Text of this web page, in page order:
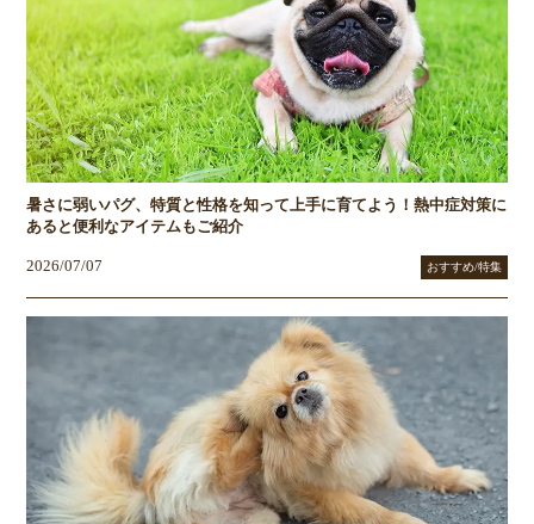
暑さに弱いパグ、特質と性格を知って上手に育てよう！熱中症対策に
あると便利なアイテムもご紹介
2026/07/07 おすすめ/特集